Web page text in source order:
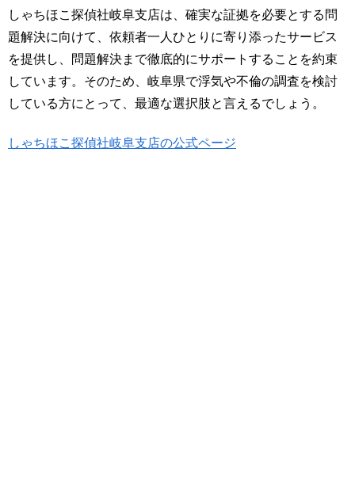
しゃちほこ探偵社岐阜支店は、確実な証拠を必要とする問
題解決に向けて、依頼者一人ひとりに寄り添ったサービス
を提供し、問題解決まで徹底的にサポートすることを約束
しています。そのため、岐阜県で浮気や不倫の調査を検討
している方にとって、最適な選択肢と言えるでしょう。
しゃちほこ探偵社岐阜支店の公式ページ